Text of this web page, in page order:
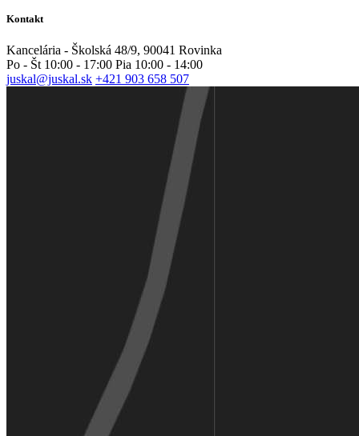
Kontakt
Kancelária - Školská 48/9, 90041 Rovinka
Po - Št 10:00 - 17:00 Pia 10:00 - 14:00
juskal@juskal.sk +421 903 658 507